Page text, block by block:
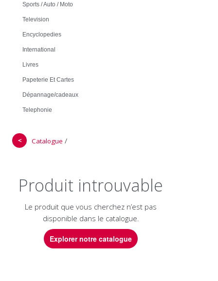
Sports / Auto / Moto
Television
Encyclopedies
International
Livres
Papeterie Et Cartes
Dépannage/cadeaux
Telephonie
＜ Catalogue /
Produit introuvable
Le produit que vous cherchez n’est pas
disponible dans le catalogue.
Explorer notre catalogue